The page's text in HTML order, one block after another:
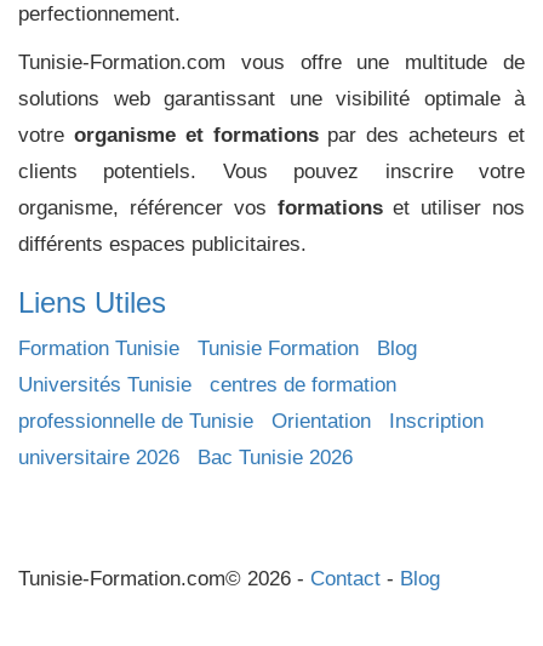
perfectionnement.
Tunisie-Formation.com vous offre une multitude de
solutions web garantissant une visibilité optimale à
votre organisme et formationspar des acheteurs et
clients potentiels. Vous pouvez inscrire votre
organisme, référencer vos formationset utiliser nos
différents espaces publicitaires.
Liens Utiles
Formation Tunisie Tunisie Formation
Blog
Universités Tunisie
centres de formation
professionnelle de Tunisie
Orientation
Inscription
universitaire 2026
Bac Tunisie 2026
Tunisie-Formation.com© 2026 - Contact - Blog